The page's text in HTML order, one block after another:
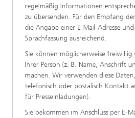
regelmäßig Informationen
zu übersenden. Für den Empfang
die Angabe einer E-Mail-Adresse
Sprachfassung ausreichend.
Sie können möglicherweise
Ihrer Person (z. B. Name, Anschrift
machen. Wir verwenden diese
telefonisch oder postalisch Kontakt
für Presseinladungen).
Sie bekommen im Anschluss per E-